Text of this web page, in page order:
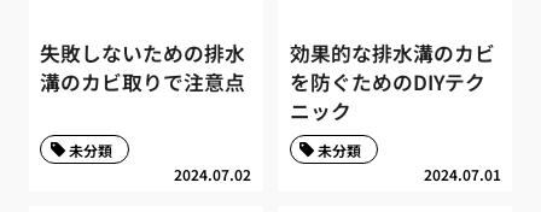
失敗しないための排水
溝のカビ取りで注意点
2024.07.02
未分類
効果的な排水溝のカビ
を防ぐためのDIYテク
ニック
2024.07.01
未分類